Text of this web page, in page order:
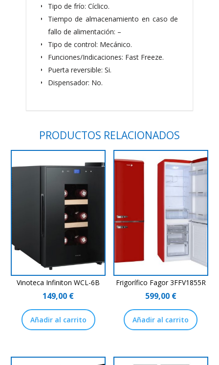
Tipo de frío: Cíclico.
Tiempo de almacenamiento en caso de
fallo de alimentación: –
Tipo de control: Mecánico.
Funciones/Indicaciones: Fast Freeze.
Puerta reversible: Si.
Dispensador: No.
PRODUCTOS RELACIONADOS
Vinoteca Infiniton WCL-6B
149,00 €
Añadir al carrito
Frigorífico Fagor 3FFV1855R
599,00 €
Añadir al carrito